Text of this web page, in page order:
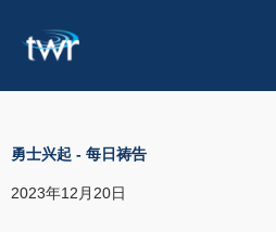
勇士兴起 - 每日祷告
2023年12月20日